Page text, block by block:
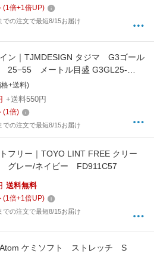
(1倍+1倍UP)
での注文で最短8/15お届け
ン｜TJMDESIGN タジマ G3ゴール
25−55 メートル目盛 G3GL25-
+送料)
+送料550円
(1倍)
での注文で最短8/15お届け
フリー｜TOYO LINT FREE クリー
グレー/ネイビー FD911C57
送料無料
(1倍+1倍UP)
での注文で最短8/15お届け
Atom ケミソフト ストレッチ S